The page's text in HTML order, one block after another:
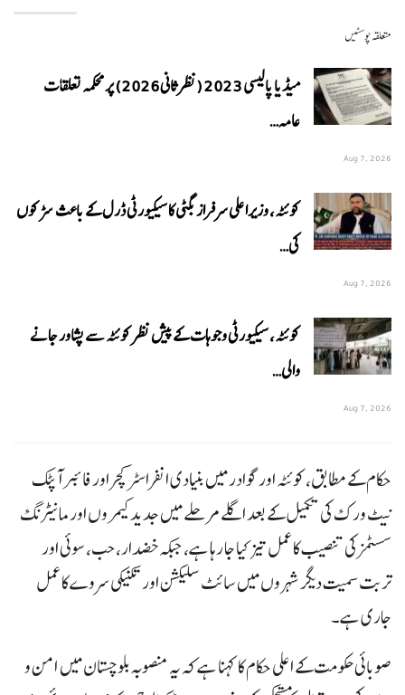
متعلقہ پوسٹیں
میڈیا پالیسی 2023 (نظرثانی 2026) پر محکمہ تعلقات
عامہ…
Aug 7, 2026
کوئٹہ، وزیراعلی سرفراز بگٹی کا سیکیورٹی ڈرل کے باعث سڑکوں
کی…
Aug 7, 2026
کوئٹہ، سیکیورٹی وجوہات کے پیش نظر کوئٹہ سے پشاور جانے
والی…
Aug 7, 2026
حکام کے مطابق، کوئٹہ اور گوادر میں بنیادی انفراسٹرکچر اور فائبر آپٹک
نیٹ ورک کی تکمیل کے بعد اگلے مرحلے میں جدید کیمروں اور مانیٹرنگ
سسٹمز کی تنصیب کا عمل تیز کیا جا رہا ہے، جبکہ خضدار، حب، سوئی اور
تربت سمیت دیگر شہروں میں سائٹ سلیکشن اور تکنیکی سروے کا عمل
جاری ہے۔
صوبائی حکومت کے اعلی حکام کا کہنا ہے کہ یہ منصوبہ بلوچستان میں امن و